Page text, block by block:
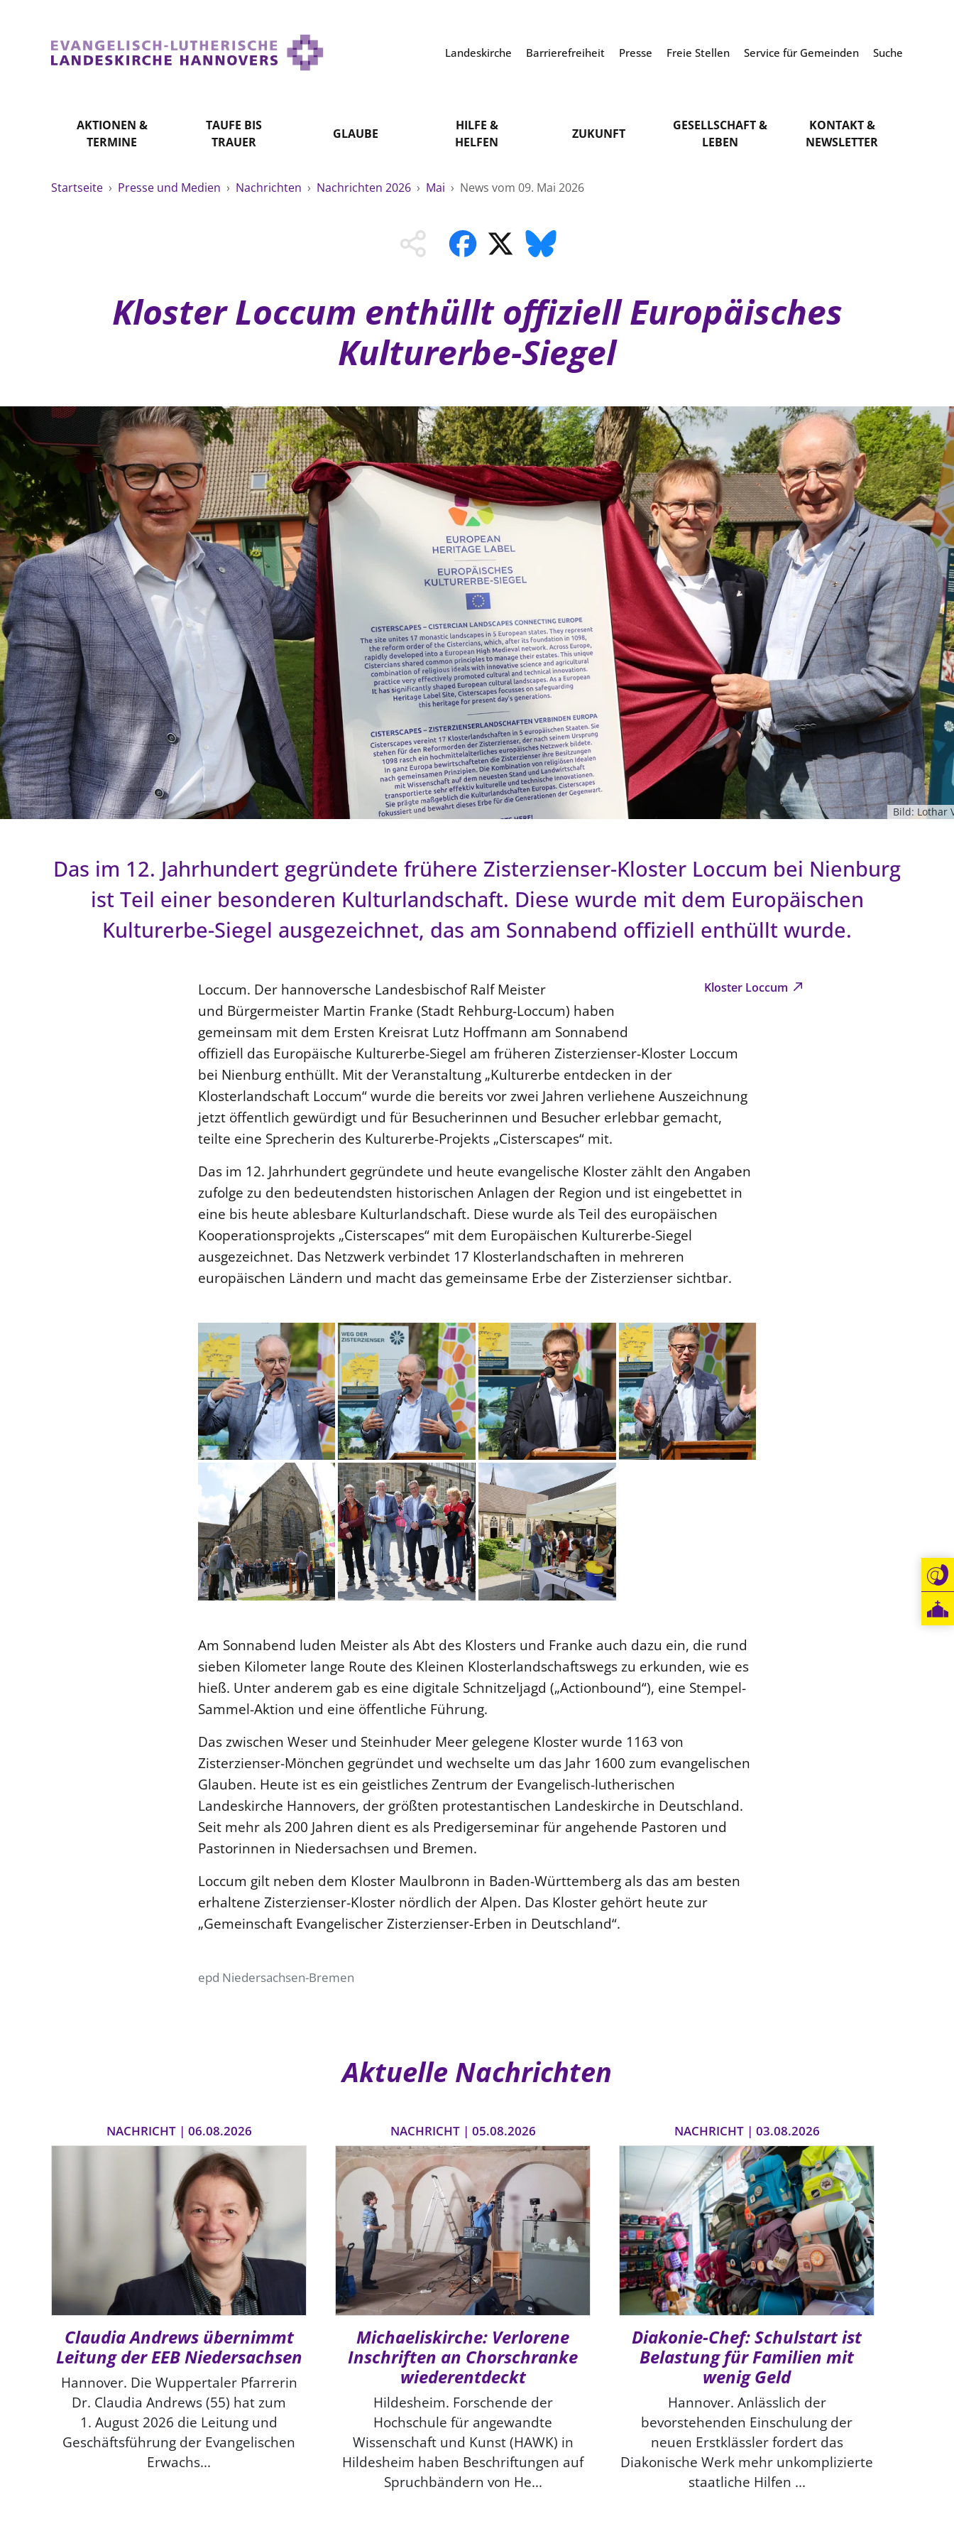
Landeskirche Barrierefreiheit Presse Freie Stellen Service für Gemeinden Suche
AKTIONEN &
TERMINE
TAUFE BIS
TRAUER
GLAUBE
HILFE &
HELFEN
ZUKUNFT
GESELLSCHAFT &
LEBEN
KONTAKT &
NEWSLETTER
Startseite › Presse und Medien › Nachrichten › Nachrichten 2026 › Mai › News vom 09. Mai 2026
Kloster Loccum enthüllt offiziell Europäisches
Kulturerbe-Siegel
Bild: Lothar
Das im 12. Jahrhundert gegründete frühere Zisterzienser-Kloster Loccum bei Nienburg
ist Teil einer besonderen Kulturlandschaft. Diese wurde mit dem Europäischen
Kulturerbe-Siegel ausgezeichnet, das am Sonnabend offiziell enthüllt wurde.
Kloster Loccum
Loccum. Der hannoversche Landesbischof Ralf Meister
und Bürgermeister Martin Franke (Stadt Rehburg-Loccum) haben
gemeinsam mit dem Ersten Kreisrat Lutz Hoffmann am Sonnabend
offiziell das Europäische Kulturerbe-Siegel am früheren Zisterzienser-Kloster Loccum
bei Nienburg enthüllt. Mit der Veranstaltung „Kulturerbe entdecken in der
Klosterlandschaft Loccum“ wurde die bereits vor zwei Jahren verliehene Auszeichnung
jetzt öffentlich gewürdigt und für Besucherinnen und Besucher erlebbar gemacht,
teilte eine Sprecherin des Kulturerbe-Projekts „Cisterscapes“ mit.
Das im 12. Jahrhundert gegründete und heute evangelische Kloster zählt den Angaben
zufolge zu den bedeutendsten historischen Anlagen der Region und ist eingebettet in
eine bis heute ablesbare Kulturlandschaft. Diese wurde als Teil des europäischen
Kooperationsprojekts „Cisterscapes“ mit dem Europäischen Kulturerbe-Siegel
ausgezeichnet. Das Netzwerk verbindet 17 Klosterlandschaften in mehreren
europäischen Ländern und macht das gemeinsame Erbe der Zisterzienser sichtbar.
Am Sonnabend luden Meister als Abt des Klosters und Franke auch dazu ein, die rund
sieben Kilometer lange Route des Kleinen Klosterlandschaftswegs zu erkunden, wie es
hieß. Unter anderem gab es eine digitale Schnitzeljagd („Actionbound“), eine Stempel-
Sammel-Aktion und eine öffentliche Führung.
Das zwischen Weser und Steinhuder Meer gelegene Kloster wurde 1163 von
Zisterzienser-Mönchen gegründet und wechselte um das Jahr 1600 zum evangelischen
Glauben. Heute ist es ein geistliches Zentrum der Evangelisch-lutherischen
Landeskirche Hannovers, der größten protestantischen Landeskirche in Deutschland.
Seit mehr als 200 Jahren dient es als Predigerseminar für angehende Pastoren und
Pastorinnen in Niedersachsen und Bremen.
Loccum gilt neben dem Kloster Maulbronn in Baden-Württemberg als das am besten
erhaltene Zisterzienser-Kloster nördlich der Alpen. Das Kloster gehört heute zur
„Gemeinschaft Evangelischer Zisterzienser-Erben in Deutschland“.
epd Niedersachsen-Bremen
Aktuelle Nachrichten
NACHRICHT | 06.08.2026
Claudia Andrews übernimmt
Leitung der EEB Niedersachsen
Hannover. Die Wuppertaler Pfarrerin
Dr. Claudia Andrews (55) hat zum
1. August 2026 die Leitung und
Geschäftsführung der Evangelischen
Erwachs...
NACHRICHT | 05.08.2026
Michaeliskirche: Verlorene
Inschriften an Chorschranke
wiederentdeckt
Hildesheim. Forschende der
Hochschule für angewandte
Wissenschaft und Kunst (HAWK) in
Hildesheim haben Beschriftungen auf
Spruchbändern von He...
NACHRICHT | 03.08.2026
Diakonie-Chef: Schulstart ist
Belastung für Familien mit
wenig Geld
Hannover. Anlässlich der
bevorstehenden Einschulung der
neuen Erstklässler fordert das
Diakonische Werk mehr unkomplizierte
staatliche Hilfen ...